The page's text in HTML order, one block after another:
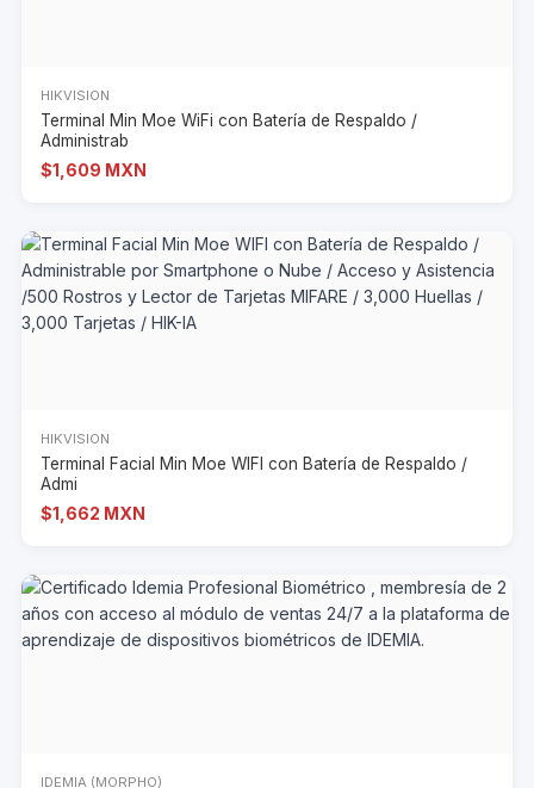
• Cumple con RoHS, REACh y WEEE
HIKVISION
Terminal Min Moe WiFi con Batería de Respaldo /
Administrab
$1,609 MXN
HIKVISION
Terminal Facial Min Moe WIFI con Batería de Respaldo /
Admi
$1,662 MXN
IDEMIA (MORPHO)